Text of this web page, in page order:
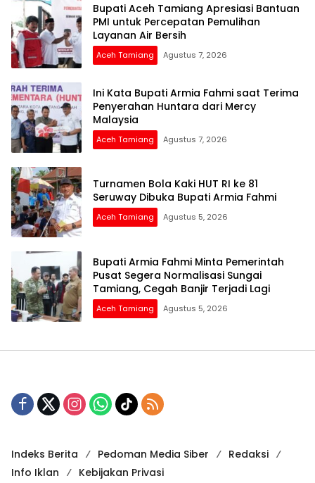
Bupati Aceh Tamiang Apresiasi Bantuan
PMI untuk Percepatan Pemulihan
Layanan Air Bersih
Aceh Tamiang Agustus 7, 2026
Ini Kata Bupati Armia Fahmi saat Terima
Penyerahan Huntara dari Mercy
Malaysia
Aceh Tamiang Agustus 7, 2026
Turnamen Bola Kaki HUT RI ke 81
Seruway Dibuka Bupati Armia Fahmi
Aceh Tamiang Agustus 5, 2026
Bupati Armia Fahmi Minta Pemerintah
Pusat Segera Normalisasi Sungai
Tamiang, Cegah Banjir Terjadi Lagi
Aceh Tamiang Agustus 5, 2026
Indeks Berita Pedoman Media Siber
Redaksi
Info Iklan
Kebijakan Privasi